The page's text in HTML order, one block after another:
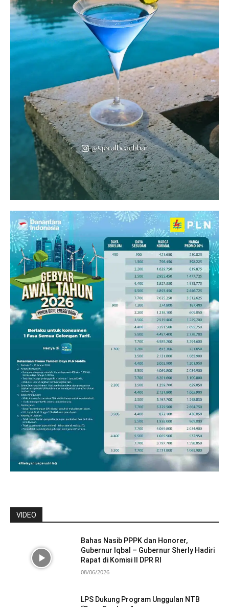
VIDEO
Bahas Nasib PPPK dan Honorer,
Gubernur Iqbal – Gubernur Sherly Hadiri
Rapat di Komisi II DPR RI
08/06/2026
LPS Dukung Program Unggulan NTB